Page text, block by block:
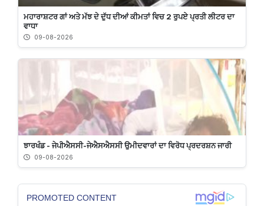
ਮਹਾਰਾਸ਼ਟਰ ਗਾਂ ਅਤੇ ਮੱਝ ਦੇ ਦੁੱਧ ਦੀਆਂ ਕੀਮਤਾਂ ਵਿਚ 2 ਰੁਪਏ ਪ੍ਰਤੀ ਲੀਟਰ ਦਾ
ਵਾਧਾ
09-08-2026
ਝਾਰਖੰਡ - ਜੇਪੀਐਸਸੀ-ਜੇਐਸਐਸਸੀ ਉਮੀਦਵਾਰਾਂ ਦਾ ਵਿਰੋਧ ਪ੍ਰਦਰਸ਼ਨ ਜਾਰੀ
09-08-2026